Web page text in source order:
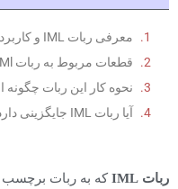
معرفی ربات IML و کاربرد آن
قطعات مربوط به ربات IMl
نحوه کار این ربات
آیا ربات IML جایگزینی دارد؟
ربات IML
که به ربات برچسب